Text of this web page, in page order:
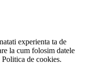
experienta ta de
la cum folosim datele
de cookies.